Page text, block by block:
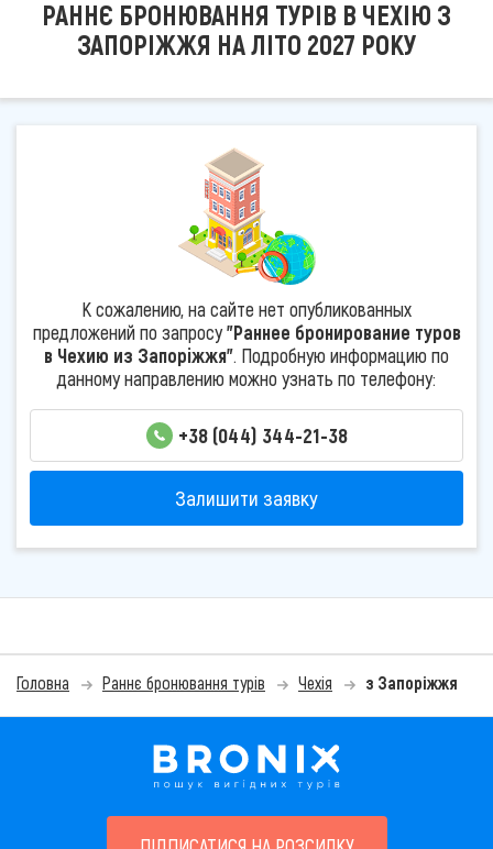
РАННЄ БРОНЮВАННЯ ТУРІВ В ЧЕХІЮ З
ЗАПОРІЖЖЯ НА ЛІТО 2027 РОКУ
К сожалению, на сайте нет опубликованных
предложений по запросу"Раннее бронирование туров
в Чехию из Запоріжжя". Подробную информацию по
данному направлению можно узнать по телефону:
+38 (044) 344-21-38
Залишити заявку
Головна Раннє бронювання турів Чехія з Запоріжжя